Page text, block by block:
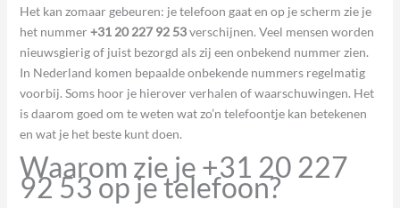
Het kan zomaar gebeuren: je telefoon gaat en op je scherm zie je
het nummer+31 20 227 92 53verschijnen. Veel mensen worden
nieuwsgierig of juist bezorgd als zij een onbekend nummer zien.
In Nederland komen bepaalde onbekende nummers regelmatig
voorbij. Soms hoor je hierover verhalen of waarschuwingen. Het
is daarom goed om te weten wat zo’n telefoontje kan betekenen
en wat je het beste kunt doen.
Waarom zie je +31 20 227
92 53 op je telefoon?